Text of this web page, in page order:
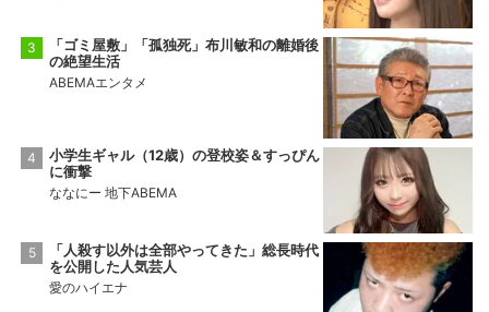
「ゴミ屋敷」「孤独死」布川敏和の離婚後
の絶望生活
ABEMAエンタメ
小学生ギャル（12歳）の登校姿＆すっぴん
に衝撃
ななにー 地下ABEMA
「人殺す以外は全部やってきた」総長時代
を公開した人気芸人
愛のハイエナ